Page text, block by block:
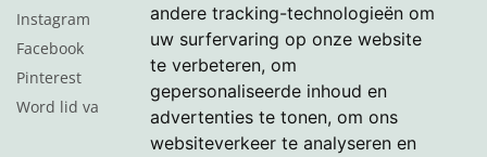
andere tracking-technologieën om
uw surfervaring op onze website
te verbeteren, om
gepersonaliseerde inhoud en
advertenties te tonen, om ons
websiteverkeer te analyseren en
Instagram
Facebook
Pinterest
Word lid van de nieuwsbrief